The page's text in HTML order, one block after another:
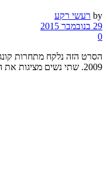
by רעשי רקע
29 בנובמבר 2015
0
הסרט הזה נלקח מתחרות
2009. שתי נשים מציגות את הכישורים שלהן בלחימה המלווה ...